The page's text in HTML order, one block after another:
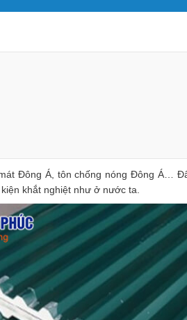
Đông Á, tôn chống nóng Đông Á…
khắt nghiệt như ở nước ta.